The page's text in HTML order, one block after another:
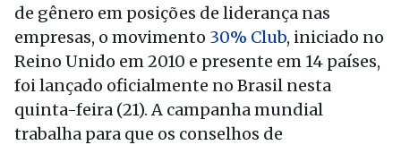
de gênero em posições de liderança nas
empresas, o movimento 30% Club, iniciado no
Reino Unido em 2010 e presente em 14 países,
foi lançado oficialmente no Brasil nesta
quinta-feira (21). A campanha mundial
trabalha para que os conselhos de